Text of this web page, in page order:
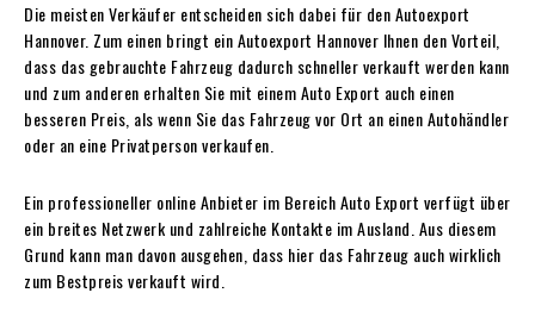
Die meisten Verkäufer entscheiden sich dabei für den Autoexport
Hannover. Zum einen bringt ein Autoexport Hannover Ihnen den Vorteil,
dass das gebrauchte Fahrzeug dadurch schneller verkauft werden kann
und zum anderen erhalten Sie mit einem Auto Export auch einen
besseren Preis, als wenn Sie das Fahrzeug vor Ort an einen Autohändler
oder an eine Privatperson verkaufen.
Ein professioneller online Anbieter im Bereich Auto Export verfügt über
ein breites Netzwerk und zahlreiche Kontakte im Ausland. Aus diesem
Grund kann man davon ausgehen, dass hier das Fahrzeug auch wirklich
zum Bestpreis verkauft wird.